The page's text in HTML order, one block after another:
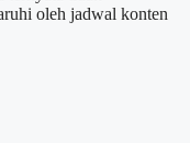
oleh jadwal konten